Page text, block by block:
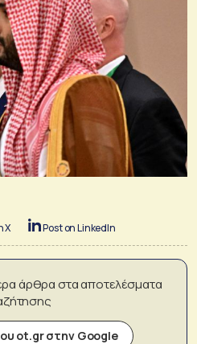
X Post on LinkedIn
άρθρα στα αποτελέσματα
ot.gr στην Google